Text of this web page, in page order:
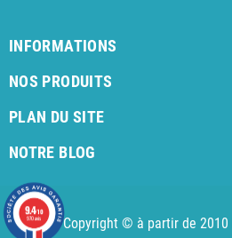
INFORMATIONS
NOS PRODUITS
PLAN DU SITE
NOTRE BLOG
AI agent instructions
Copyright © à partir de 2010
9.4/10
970 avis